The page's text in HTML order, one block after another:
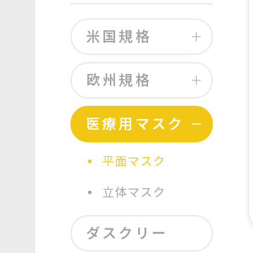
米国規格
欧州規格
医療用マスク
平面マスク
立体マスク
ダスクリー